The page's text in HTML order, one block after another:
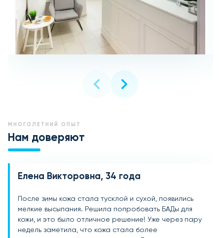
МНОГОЛЕТНИЙ ОПЫТ
Нам доверяют
Елена Викторовна, 34 года
После зимы кожа стала тусклой и сухой, появились
мелкие высыпания. Решила попробовать БАДы для
кожи, и это было отличное решение! Уже через пару
недель заметила, что кожа стала более
Анна Сергеевна, 29 лет
У меня проблемная кожа с подросткового возраста,
и многие кремы не давали желаемого результата.
Начала принимать БАДы для кожи, и через месяц лицо
стало чище, исчезли воспаления. Сейчас пользуюсь
Ирина Александровна, 45 лет
Возрастные изменения стали заметны, особенно
сухость и мелкие морщинки. После курса БАДов для
кожи я увидела, как кожа подтянулась, исчезли
сухость и ощущение стянутости. Цвет лица стал